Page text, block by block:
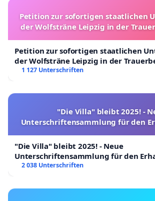
Petition zur sofortigen staatlichen
der Wolfsträne Leipzig in der
Petition zur sofortigen staatlichen
der Wolfsträne Leipzig in der
1 127 Unterschriften
"Die Villa" bleibt 2025! -
Unterschriftensammlung für den
"Die Villa" bleibt 2025! - Neue
Unterschriftensammlung für den
2 038 Unterschriften